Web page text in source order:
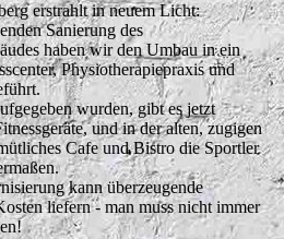
erstrahlt in neuem Licht:
Sanierung des
haben wir den Umbau in ein
Physiotherapiepraxis und
wurden, gibt es jetzt
und in der alten, zugigen
Cafe und Bistro die Sportler
kann überzeugende
liefern - man muss nicht immer